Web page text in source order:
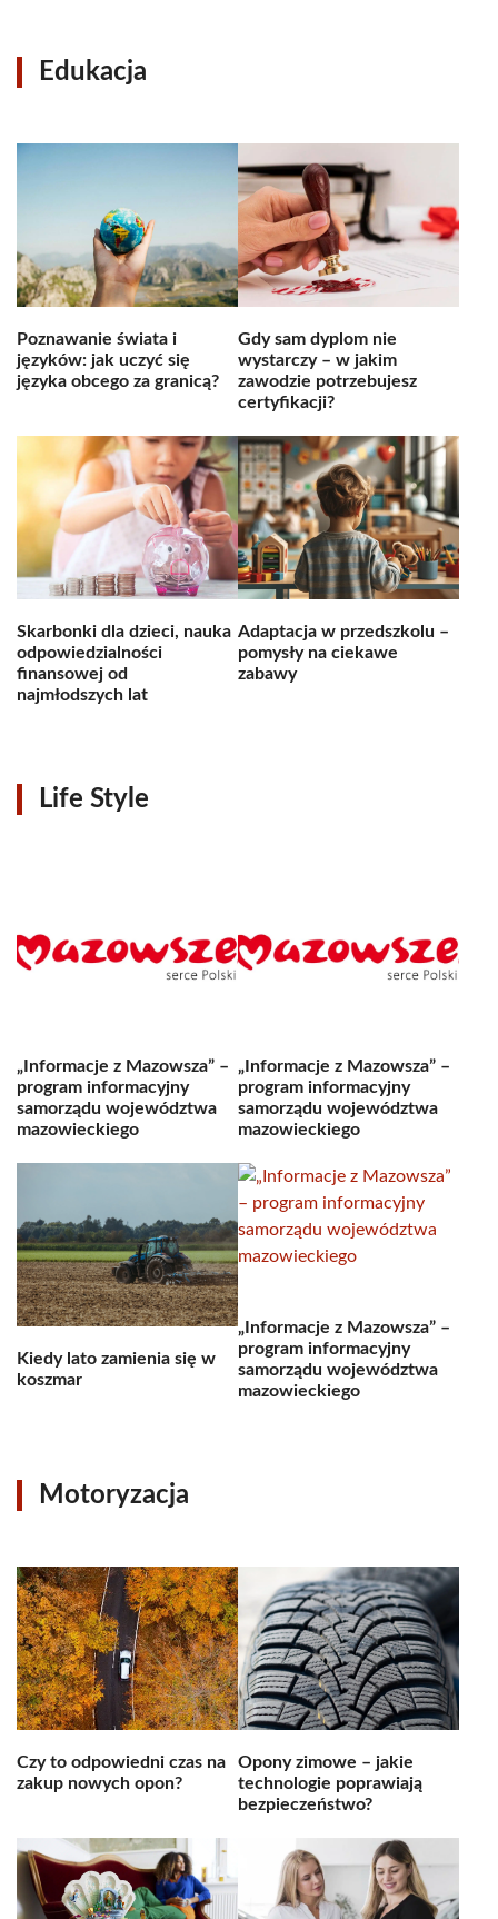
Edukacja
Poznawanie świata i
języków: jak uczyć się
języka obcego za granicą?
Gdy sam dyplom nie
wystarczy – w jakim
zawodzie potrzebujesz
certyfikacji?
Skarbonki dla dzieci, nauka
odpowiedzialności
finansowej od
najmłodszych lat
Adaptacja w przedszkolu –
pomysły na ciekawe
zabawy
Life Style
„Informacje z Mazowsza” –
program informacyjny
samorządu województwa
mazowieckiego
„Informacje z Mazowsza” –
program informacyjny
samorządu województwa
mazowieckiego
Kiedy lato zamienia się w
koszmar
„Informacje z Mazowsza” –
program informacyjny
samorządu województwa
mazowieckiego
Motoryzacja
Czy to odpowiedni czas na
zakup nowych opon?
Opony zimowe – jakie
technologie poprawiają
bezpieczeństwo?